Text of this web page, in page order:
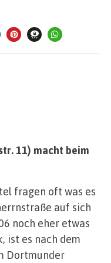
11) macht beim
fragen oft was es
auf sich
noch eher etwas
ist es nach dem
Dortmunder